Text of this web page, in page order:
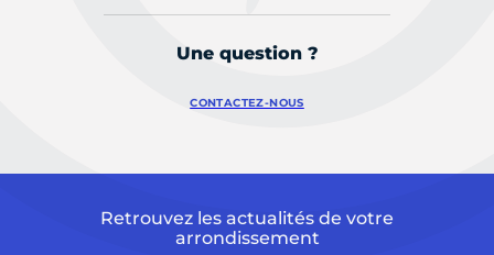
Une question ?
CONTACTEZ-NOUS
Retrouvez les actualités de votre
arrondissement